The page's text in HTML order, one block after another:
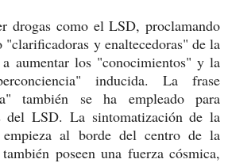
drogas como el LSD, proclamando
"clarificadoras y enaltecedoras" de la
aumentar los "conocimientos" y la
inducida. La frase
también se ha empleado para
del LSD. La sintomatización de la
empieza al borde del centro de la
poseen una fuerza cósmica,